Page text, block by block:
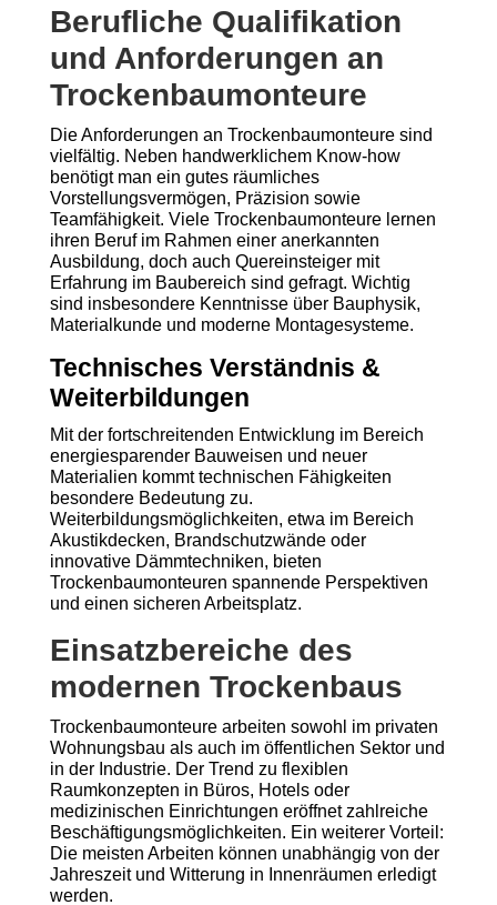
Berufliche Qualifikation
und Anforderungen an
Trockenbaumonteure
Die Anforderungen an Trockenbaumonteure sind
vielfältig. Neben handwerklichem Know-how
benötigt man ein gutes räumliches
Vorstellungsvermögen, Präzision sowie
Teamfähigkeit. Viele Trockenbaumonteure lernen
ihren Beruf im Rahmen einer anerkannten
Ausbildung, doch auch Quereinsteiger mit
Erfahrung im Baubereich sind gefragt. Wichtig
sind insbesondere Kenntnisse über Bauphysik,
Materialkunde und moderne Montagesysteme.
Technisches Verständnis &
Weiterbildungen
Mit der fortschreitenden Entwicklung im Bereich
energiesparender Bauweisen und neuer
Materialien kommt technischen Fähigkeiten
besondere Bedeutung zu.
Weiterbildungsmöglichkeiten, etwa im Bereich
Akustikdecken, Brandschutzwände oder
innovative Dämmtechniken, bieten
Trockenbaumonteuren spannende Perspektiven
und einen sicheren Arbeitsplatz.
Einsatzbereiche des
modernen Trockenbaus
Trockenbaumonteure arbeiten sowohl im privaten
Wohnungsbau als auch im öffentlichen Sektor und
in der Industrie. Der Trend zu flexiblen
Raumkonzepten in Büros, Hotels oder
medizinischen Einrichtungen eröffnet zahlreiche
Beschäftigungsmöglichkeiten. Ein weiterer Vorteil:
Die meisten Arbeiten können unabhängig von der
Jahreszeit und Witterung in Innenräumen erledigt
werden.